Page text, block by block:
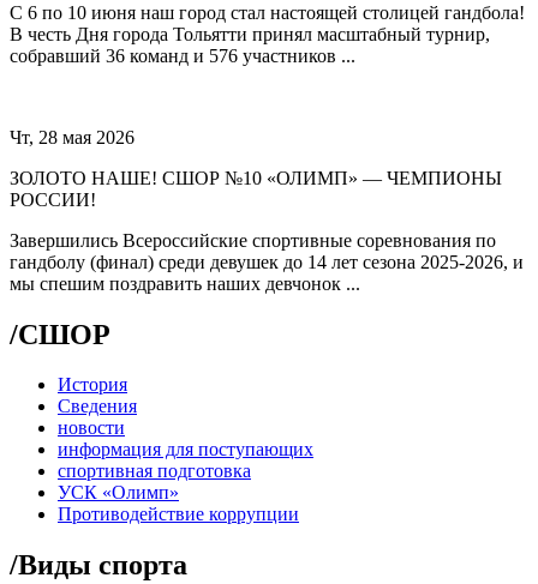
С 6 по 10 июня наш город стал настоящей столицей гандбола!
В честь Дня города Тольятти принял масштабный турнир,
собравший 36 команд и 576 участников ...
Чт, 28 мая 2026
ЗОЛОТО НАШЕ! СШОР №10 «ОЛИМП» — ЧЕМПИОНЫ
РОССИИ!
Завершились Всероссийские спортивные соревнования по
гандболу (финал) среди девушек до 14 лет сезона 2025-2026, и
мы спешим поздравить наших девчонок ...
/СШОР
История
Сведения
новости
информация для поступающих
спортивная подготовка
УСК «Олимп»
Противодействие коррупции
/Виды спорта